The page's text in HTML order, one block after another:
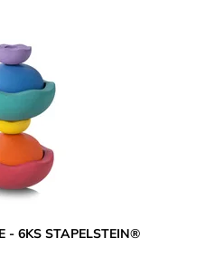
- 6KS STAPELSTEIN®